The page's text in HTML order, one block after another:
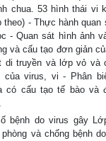
chua. 53 hình thái vi
- Thực hành
- Quan sát hình ảnh
và cấu tạo đơn giản
di truyền và lớp vỏ và
của virus, vi - Phân
có cấu tạo tế bào và
bệnh do virus gây
và chống bệnh